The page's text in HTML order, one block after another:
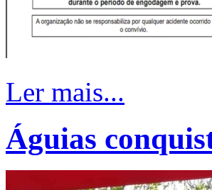
Ler mais...
Águias